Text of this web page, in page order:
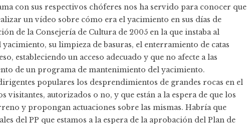
con sus respectivos chóferes nos ha servido para conocer que
un vídeo sobre cómo era el yacimiento en sus días de
de la Consejería de Cultura de 2005 en la que instaba al
su limpieza de basuras, el enterramiento de catas
estableciendo un acceso adecuado y que no afecte a las
de un programa de mantenimiento del yacimiento.
populares los desprendimientos de grandes rocas en el
visitantes, autorizados o no, y que están a la espera de que los
y propongan actuaciones sobre las mismas. Habría que
del PP que estamos a la espera de la aprobación del Plan de